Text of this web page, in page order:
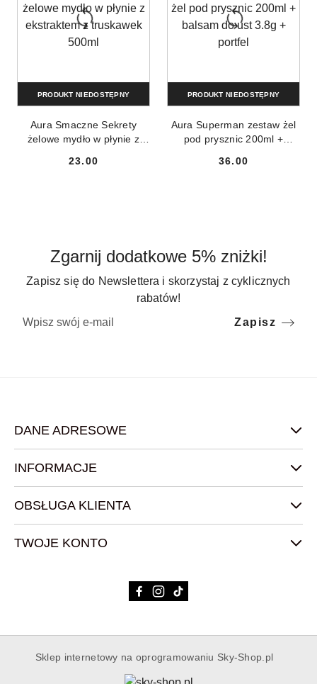
Aura Smaczne Sekrety
żelowe mydło w płynie z
500ml
Cena:
23.00
PRODUKT NIEDOSTĘPNY
Aura Superman zestaw żel
pod prysznic 200ml +
Cena:
36.00
PRODUKT NIEDOSTĘPNY
Zgarnij dodatkowe 5% zniżki!
Zapisz się do Newslettera i skorzystaj z cyklicznych
rabatów!
Zapisz
DANE ADRESOWE
INFORMACJE
OBSŁUGA KLIENTA
TWOJE KONTO
Sklep internetowy na oprogramowaniu Sky-Shop.pl